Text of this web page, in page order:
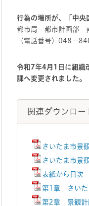
行為の場所が、「中央
都市局 都市計画部
（電話番号）048－
令和7年4月1日に組
課へ変更されました。
関連ダウンロー
さいたま市景
さいたま市景
表紙から目次
第1章 さいた
第2章 景観計